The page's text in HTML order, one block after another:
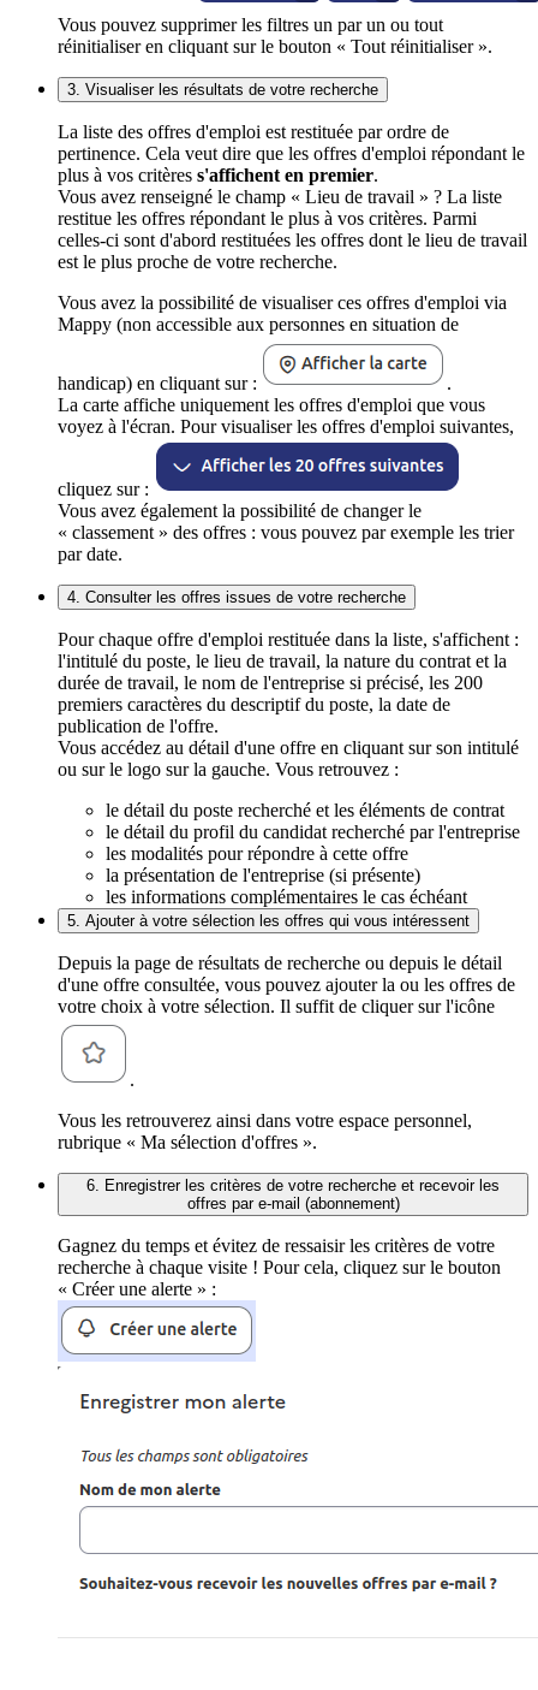
Vous pouvez supprimer les filtres un par un ou tout
réinitialiser en cliquant sur le bouton « Tout réinitialiser ».
3. Visualiser les résultats de votre recherche
La liste des offres d'emploi est restituée par ordre de
pertinence. Cela veut dire que les offres d'emploi répondant le
plus à vos critères s'affichent en premier.
Vous avez renseigné le champ « Lieu de travail » ? La liste
restitue les offres répondant le plus à vos critères. Parmi
celles-ci sont d'abord restituées les offres dont le lieu de travail
est le plus proche de votre recherche.
Vous avez la possibilité de visualiser ces offres d'emploi via
Mappy (non accessible aux personnes en situation de
handicap) en cliquant sur :
.
La carte affiche uniquement les offres d'emploi que vous
voyez à l'écran. Pour visualiser les offres d'emploi suivantes,
cliquez sur :
Vous avez également la possibilité de changer le
« classement » des offres : vous pouvez par exemple les trier
par date.
4. Consulter les offres issues de votre recherche
Pour chaque offre d'emploi restituée dans la liste, s'affichent :
l'intitulé du poste, le lieu de travail, la nature du contrat et la
durée de travail, le nom de l'entreprise si précisé, les 200
premiers caractères du descriptif du poste, la date de
publication de l'offre.
Vous accédez au détail d'une offre en cliquant sur son intitulé
ou sur le logo sur la gauche. Vous retrouvez :
le détail du poste recherché et les éléments de contrat
le détail du profil du candidat recherché par l'entreprise
les modalités pour répondre à cette offre
la présentation de l'entreprise (si présente)
les informations complémentaires le cas échéant
5. Ajouter à votre sélection les offres qui vous intéressent
Depuis la page de résultats de recherche ou depuis le détail
d'une offre consultée, vous pouvez ajouter la ou les offres de
votre choix à votre sélection. Il suffit de cliquer sur l'icône
.
Vous les retrouverez ainsi dans votre espace personnel,
rubrique « Ma sélection d'offres ».
6. Enregistrer les critères de votre recherche et recevoir les
offres par e-mail (abonnement)
Gagnez du temps et évitez de ressaisir les critères de votre
recherche à chaque visite ! Pour cela, cliquez sur le bouton
« Créer une alerte » :